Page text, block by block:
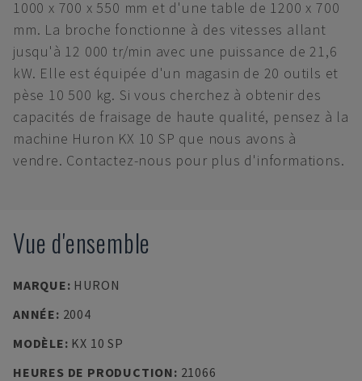
1000 x 700 x 550 mm et d'une table de 1200 x 700
mm. La broche fonctionne à des vitesses allant
jusqu'à 12 000 tr/min avec une puissance de 21,6
kW. Elle est équipée d'un magasin de 20 outils et
pèse 10 500 kg. Si vous cherchez à obtenir des
capacités de fraisage de haute qualité, pensez à la
machine Huron KX 10 SP que nous avons à
vendre. Contactez-nous pour plus d'informations.
Vue d'ensemble
MARQUE: HURON
ANNÉE: 2004
MODÈLE: KX 10 SP
HEURES DE PRODUCTION: 21066